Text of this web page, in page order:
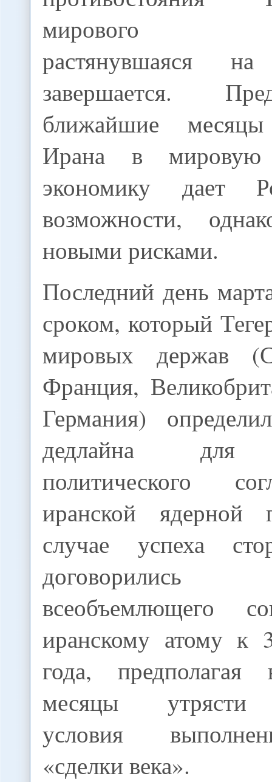
мирового
растянувшаяся на
завершается.
ближайшие месяцы
Ирана в
экономику дает
возможности,
новыми рисками.
Последний день
сроком, который
мировых держав
Франция,
Германия)
дедлайна для
политического
иранской ядерной
случае успеха
всеобъемлющего
иранскому атому к
года,
месяцы утрясти
условия
«сделки века».